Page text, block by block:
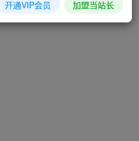
开通VIP会员 加盟当站长